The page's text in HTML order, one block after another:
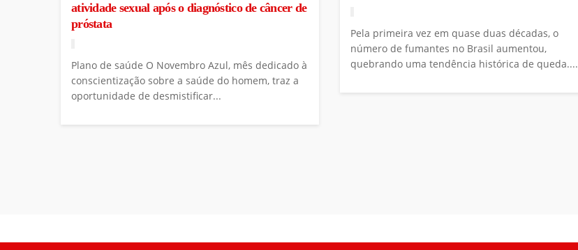
atividade sexual após o diagnóstico de câncer de
próstata
Plano de saúde O Novembro Azul, mês dedicado à
conscientização sobre a saúde do homem, traz a
oportunidade de desmistificar...
Pela primeira vez em quase duas décadas, o
número de fumantes no Brasil aumentou,
quebrando uma tendência histórica de queda....